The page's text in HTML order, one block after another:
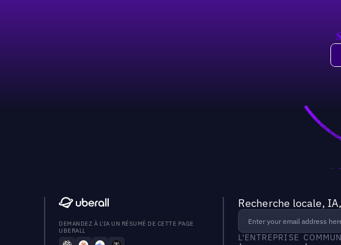
DEMANDEZ À L'IA UN RÉSUMÉ DE CETTE PAGE
UBERALL
Recherche locale,
L'ENTREPRISE